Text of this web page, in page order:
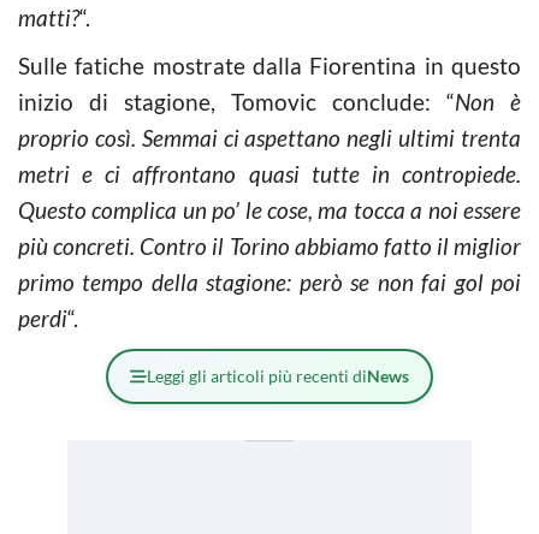
matti?“.
Sulle fatiche mostrate dalla Fiorentina in questo
inizio di stagione, Tomovic conclude: “Non è
proprio così. Semmai ci aspettano negli ultimi trenta
metri e ci affrontano quasi tutte in contropiede.
Questo complica un po’ le cose, ma tocca a noi essere
più concreti. Contro il Torino abbiamo fatto il miglior
primo tempo della stagione: però se non fai gol poi
perdi“.
Leggi gli articoli più recenti diNews